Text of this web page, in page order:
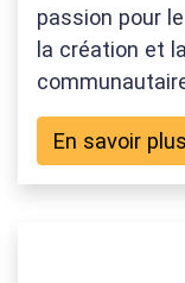
passion pour
la création et
En savoir plus